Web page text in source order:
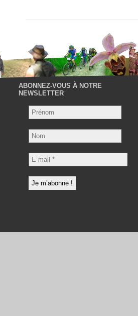
ABONNEZ-VOUS À NOTRE
NEWSLETTER
Nom
E-
mail
*